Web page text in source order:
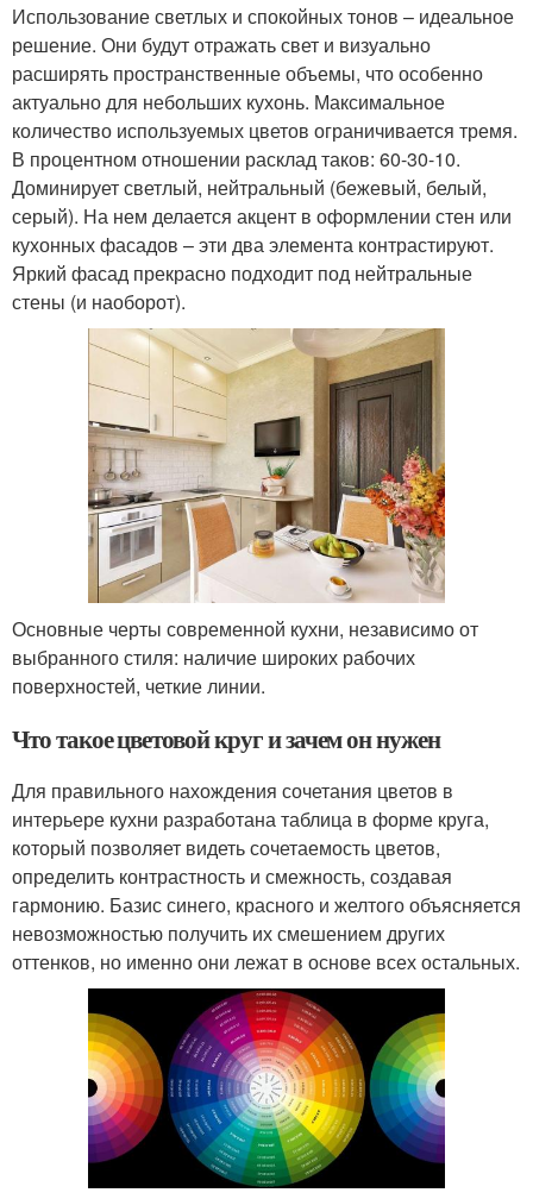
Использование светлых и спокойных тонов – идеальное
решение. Они будут отражать свет и визуально
расширять пространственные объемы, что особенно
актуально для небольших кухонь. Максимальное
количество используемых цветов ограничивается тремя.
В процентном отношении расклад таков: 60-30-10.
Доминирует светлый, нейтральный (бежевый, белый,
серый). На нем делается акцент в оформлении стен или
кухонных фасадов – эти два элемента контрастируют.
Яркий фасад прекрасно подходит под нейтральные
стены (и наоборот).
Основные черты современной кухни, независимо от
выбранного стиля: наличие широких рабочих
поверхностей, четкие линии.
Что такое цветовой круг и зачем он нужен
Для правильного нахождения сочетания цветов в
интерьере кухни разработана таблица в форме круга,
который позволяет видеть сочетаемость цветов,
определить контрастность и смежность, создавая
гармонию. Базис синего, красного и желтого объясняется
невозможностью получить их смешением других
оттенков, но именно они лежат в основе всех остальных.